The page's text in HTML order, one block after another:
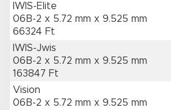
IWIS-Elite
06B-2 x 5.72 mm x 9.525 mm
66324 Ft
IWIS-Jwis
06B-2 x 5.72 mm x 9.525 mm
163847 Ft
Vision
06B-2 x 5.72 mm x 9.525 mm